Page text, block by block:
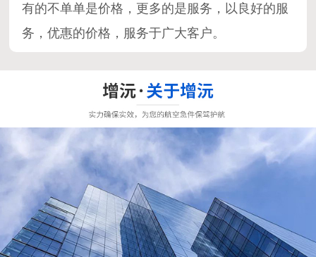
有的不单单是价格，更多的是服务，以良好的服
务，优惠的价格，服务于广大客户。